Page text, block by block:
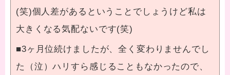
(笑)個人差があるということでしょうけど私は
大きくなる気配ないです(笑)
■3ヶ月位続けましたが、全く変わりませんでし
た（泣）ハリすら感じることもなかったので、